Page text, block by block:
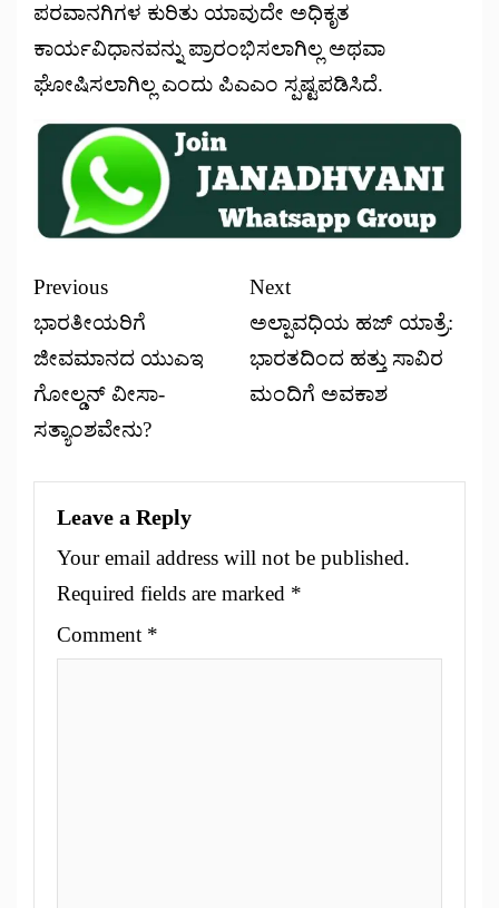
ಪರವಾನಗಿಗಳ ಕುರಿತು ಯಾವುದೇ ಅಧಿಕೃತ
ಕಾರ್ಯವಿಧಾನವನ್ನು ಪ್ರಾರಂಭಿಸಲಾಗಿಲ್ಲ ಅಥವಾ
ಘೋಷಿಸಲಾಗಿಲ್ಲ ಎಂದು ಪಿಎಎಂ ಸ್ಪಷ್ಟಪಡಿಸಿದೆ.
Previous
ಭಾರತೀಯರಿಗೆ
ಜೀವಮಾನದ ಯುಎಇ
ಗೋಲ್ಡನ್ ವೀಸಾ-
ಸತ್ಯಾಂಶವೇನು?
Next
ಅಲ್ಪಾವಧಿಯ ಹಜ್ ಯಾತ್ರೆ:
ಭಾರತದಿಂದ ಹತ್ತು ಸಾವಿರ
ಮಂದಿಗೆ ಅವಕಾಶ
Leave a Reply
Your email address will not be published.
Required fields are marked *
Comment *